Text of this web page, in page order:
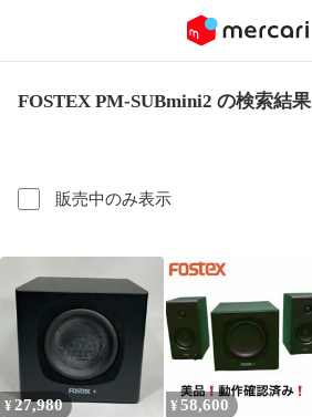
FOSTEX PM-SUBmini2 の検索結果
販売中のみ表示
¥27,980 ¥ 58,600